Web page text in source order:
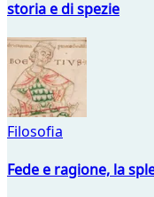
storia e di spezie
Filosofia
Fede e ragione, la